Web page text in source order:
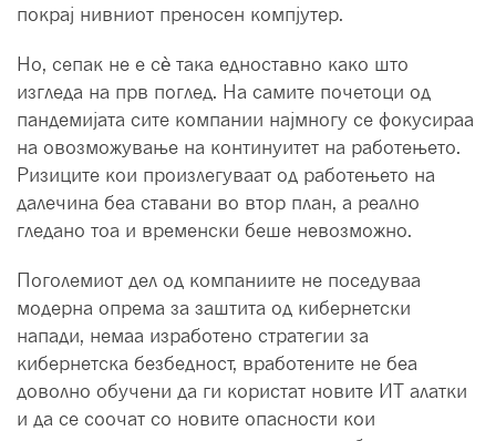
покрај нивниот преносен компјутер.
Но, сепак не е сè така едноставно како што
изгледа на прв поглед. На самите почетоци од
пандемијата сите компании најмногу се фокусираа
на овозможување на континуитет на работењето.
Ризиците кои произлегуваат од работењето на
далечина беа ставани во втор план, а реално
гледано тоа и временски беше невозможно.
Поголемиот дел од компаниите не поседуваа
модерна опрема за заштита од кибернетски
напади, немаа изработено стратегии за
кибернетска безбедност, вработените не беа
доволно обучени да ги користат новите ИТ алатки
и да се соочат со новите опасности кои